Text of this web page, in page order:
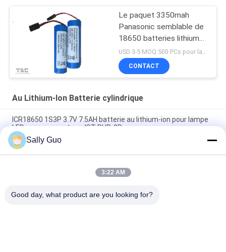
Le paquet 3350mah
Panasonic semblable de
18650 batteries lithium-
ion pour le vélo dirigent
l'éclairage
USD 3-5 MOQ:500 PCs pour la cellule, 50pack pour des paquets de batterie
CONTACT
Au Lithium-Ion Batterie cylindrique
ICR18650 1S3P 3.7V 7.5AH batterie au lithium-ion pour lampe
LED avec connecteur JST PHR-2P
Batterie au lithium 18650 pour le paquet de l'ion 2200mAh de
lithium des téléphones mobiles INM 7.4V
3,7 batterie cylindrique d'ion de lithium de volt 2300mAh
Sally Guo
3:22 AM
Good day, what product are you looking for?